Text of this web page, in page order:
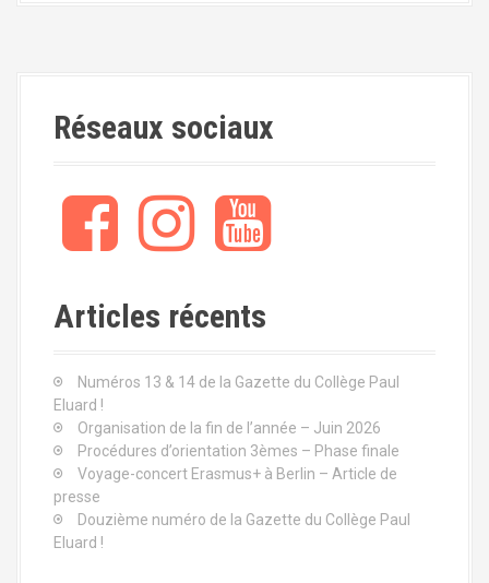
Réseaux sociaux
Articles récents
Numéros 13 & 14 de la Gazette du Collège Paul
Eluard !
Organisation de la fin de l’année – Juin 2026
Procédures d’orientation 3èmes – Phase finale
Voyage-concert Erasmus+ à Berlin – Article de
presse
Douzième numéro de la Gazette du Collège Paul
Eluard !